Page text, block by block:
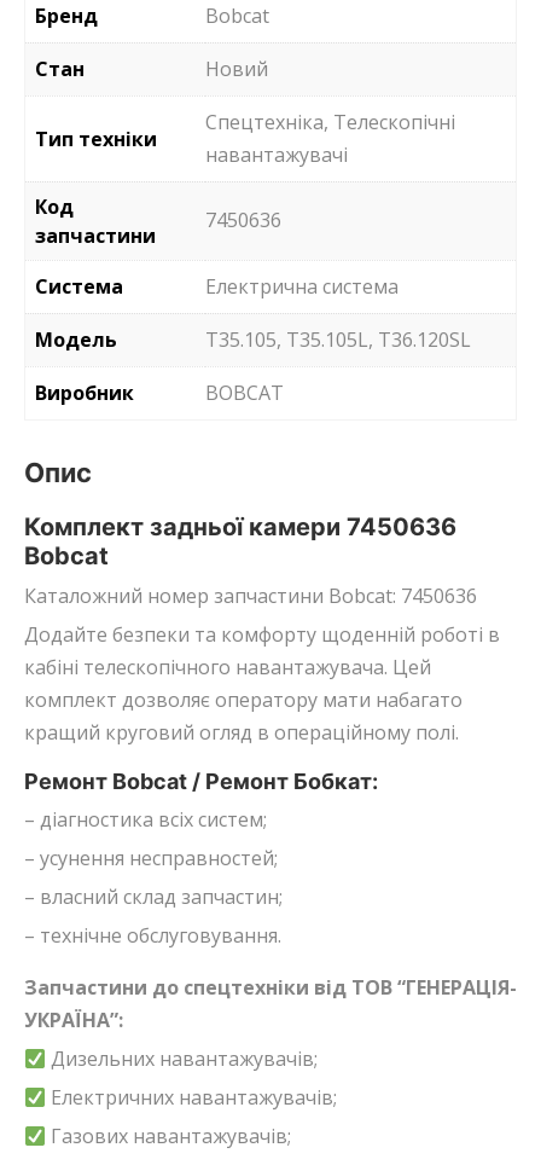
Бренд
Bobcat
Стан
Новий
Тип техніки
Спецтехніка, Телескопічні
навантажувачі
Код
запчастини
7450636
Система
Електрична система
Модель
T35.105, T35.105L, T36.120SL
Виробник
BOBCAT
Опис
Комплект задньої камери 7450636
Bobcat
Каталожний номер запчастини Bobcat: 7450636
Додайте безпеки та комфорту щоденній роботі в
кабіні телескопічного навантажувача. Цей
комплект дозволяє оператору мати набагато
кращий круговий огляд в операційному полі.
Ремонт Bobcat / Ремонт Бобкат:
– діагностика всіх систем;
– усунення несправностей;
– власний склад запчастин;
– технічне обслуговування.
Запчастини до спецтехніки від ТОВ “ГЕНЕРАЦІЯ-
УКРАЇНА”:
Дизельних навантажувачів;
Електричних навантажувачів;
Газових навантажувачів;